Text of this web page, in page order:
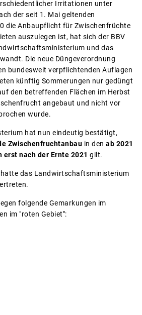
Irritationen unter
der seit 1. Mai geltenden
die Anbaupflicht für Zwischenfrüchte
auszulegen ist, hat sich der BBV
und das
Die neue Düngeverordnung
bundesweit verpflichtenden Auflagen
künftig Sommerungen nur gedüngt
den betreffenden Flächen im Herbst
angebaut und nicht vor
wurde.
hat nun eindeutig bestätigt,
Zwischenfruchtanbau in den ab 2021
erst nach der Ernte 2021 gilt.
hatte das Landwirtschaftsministerium
folgende Gemarkungen im
im "roten Gebiet":